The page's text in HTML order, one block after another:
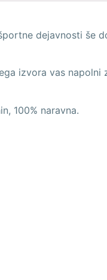
dejavnosti še
izvora vas napolni
100% naravna.